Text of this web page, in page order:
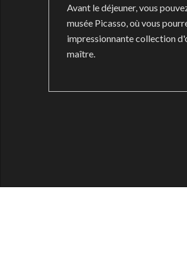
Avant le déjeuner, vous
musée Picasso, où vous
impressionnante collection
maître.